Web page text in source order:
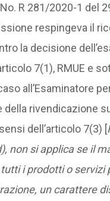
R 281/2020-1 del
respingeva il
la decisione
7(1), RMUE e
all’Esaminatore
della rivendicazione
dell’articolo 7(3) [
non si applica se il
i prodotti o servizi
un carattere